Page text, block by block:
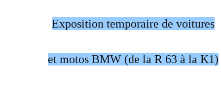
Exposition temporaire de voitures
et motos BMW (de la R 63 à la K1)